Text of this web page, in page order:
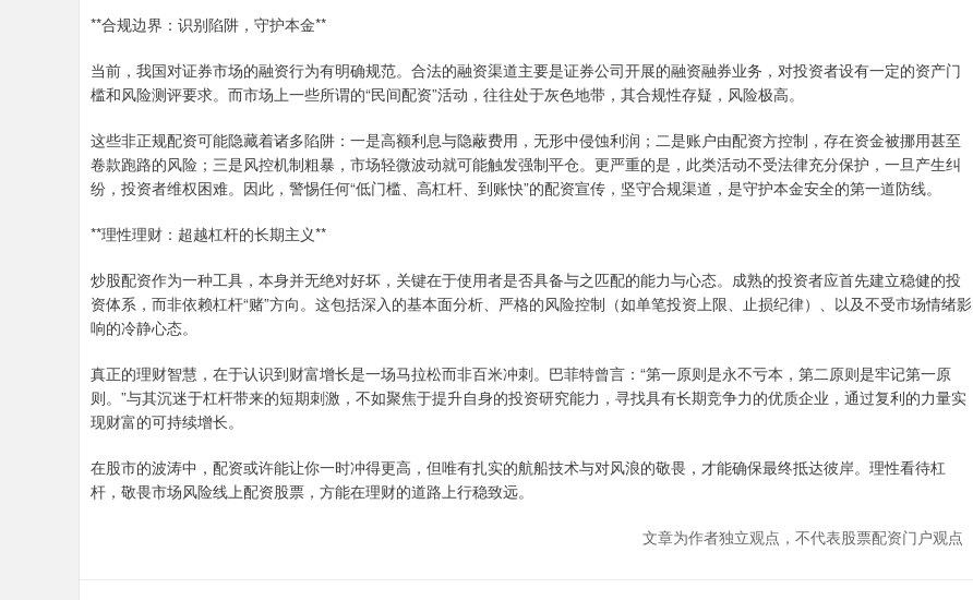
**合规边界：识别陷阱，守护本金**
当前，我国对证券市场的融资行为有明确规范。合法的融资渠道主要是证券公司开展的融资融券业务，对投资者设有一定的资产门
槛和风险测评要求。而市场上一些所谓的“民间配资”活动，往往处于灰色地带，其合规性存疑，风险极高。
这些非正规配资可能隐藏着诸多陷阱：一是高额利息与隐蔽费用，无形中侵蚀利润；二是账户由配资方控制，存在资金被挪用甚至
卷款跑路的风险；三是风控机制粗暴，市场轻微波动就可能触发强制平仓。更严重的是，此类活动不受法律充分保护，一旦产生纠
纷，投资者维权困难。因此，警惕任何“低门槛、高杠杆、到账快”的配资宣传，坚守合规渠道，是守护本金安全的第一道防线。
**理性理财：超越杠杆的长期主义**
炒股配资作为一种工具，本身并无绝对好坏，关键在于使用者是否具备与之匹配的能力与心态。成熟的投资者应首先建立稳健的投
资体系，而非依赖杠杆“赌”方向。这包括深入的基本面分析、严格的风险控制（如单笔投资上限、止损纪律）、以及不受市场情绪影
响的冷静心态。
真正的理财智慧，在于认识到财富增长是一场马拉松而非百米冲刺。巴菲特曾言：“第一原则是永不亏本，第二原则是牢记第一原
则。”与其沉迷于杠杆带来的短期刺激，不如聚焦于提升自身的投资研究能力，寻找具有长期竞争力的优质企业，通过复利的力量实
现财富的可持续增长。
在股市的波涛中，配资或许能让你一时冲得更高，但唯有扎实的航船技术与对风浪的敬畏，才能确保最终抵达彼岸。理性看待杠
杆，敬畏市场风险线上配资股票，方能在理财的道路上行稳致远。
文章为作者独立观点，不代表股票配资门户观点